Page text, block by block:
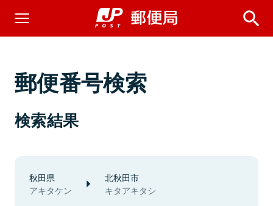
郵便番号検索
検索結果
秋田県
アキタケン
北秋田市
キタアキタシ